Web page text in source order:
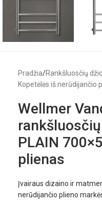
Pradžia/Rankšluosčių
Kopetėlės iš nerūdijančio
Wellmer
PLAIN
plienas
Įvairaus dizaino ir
nerūdijančio plieno